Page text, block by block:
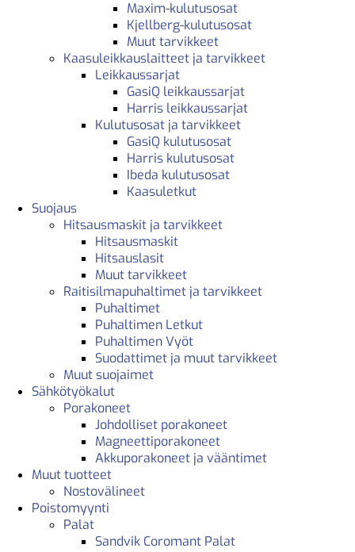
Maxim-kulutusosat
Kjellberg-kulutusosat
Muut tarvikkeet
Kaasuleikkauslaitteet ja tarvikkeet
Leikkaussarjat
GasiQ leikkaussarjat
Harris leikkaussarjat
Kulutusosat ja tarvikkeet
GasiQ kulutusosat
Harris kulutusosat
Ibeda kulutusosat
Kaasuletkut
Suojaus
Hitsausmaskit ja tarvikkeet
Hitsausmaskit
Hitsauslasit
Muut tarvikkeet
Raitisilmapuhaltimet ja tarvikkeet
Puhaltimet
Puhaltimen Letkut
Puhaltimen Vyöt
Suodattimet ja muut tarvikkeet
Muut suojaimet
Sähkötyökalut
Porakoneet
Johdolliset porakoneet
Magneettiporakoneet
Akkuporakoneet ja vääntimet
Muut tuotteet
Nostovälineet
Poistomyynti
Palat
Sandvik Coromant Palat